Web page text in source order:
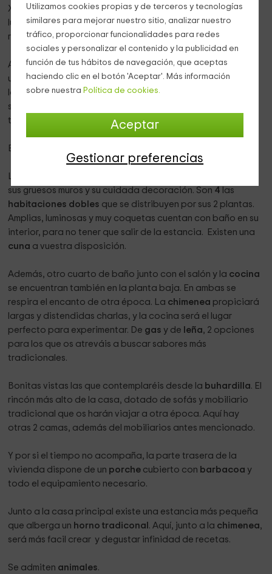
Utilizamos cookies propias y de terceros y tecnologías
similares para mejorar nuestro sitio, analizar nuestro
tráfico, proporcionar funcionalidades para redes
sociales y personalizar el contenido y la publicidad en
función de tus hábitos de navegación, que aceptas
haciendo clic en el botón 'Aceptar'. Más información
sobre nuestra Política de cookies.
Aceptar
Gestionar preferencias
XV cuandó se edificó, y a día de hoy se ha convertido en el
lugar perfecto para descansar y conocer los diferentes
rincones de la región.
A pesar de estar equipada con todos los servicios y
utensilios necesarios para hacer más cómodo el día a día,
la vivienda mantiene su estructura original en la que
sobresalen materiales como la piedra o la madera de sus
techos.
En la casa rural pueden alojarse hasta
La calidez que desprenden sus estancias la proporcionan
sus gruesos muros y su cuidada decoración. Son 4 las
habitaciones dobles que se distribuyen por sus 2 plantas.
Amplias, luminosas y muy coquetas cuentan con baño en su
interior, para no tener que salir de la estancia. Existen una
cuna a vuestra disposición.
Además, otro cuarto de baño junto con el salón y la cocina
se encuentran también en la planta baja. En ambas se
respira el encanto de otra época. La chimenea propiciará
largas y distendidas charlas, y la cocina será el lugar
perfecto para experimentar. De gas y de leña, 2 opciones
para los que os atreváis a buscar sabores más
tradicionales.
Bonitas vistas las que contemplaréis desde la buhardilla. El
rincón más alto de la casa, dotado de sofás y mobiliario
tradicional que os harán viajar a otra época. Aquí hay
otras 2 camas, además del mobiliarios antes mencionado.
Y por si el tiempo no acompaña, la parte trasera de la
vivienda dispone de un porche cubierto con barbacoa y
todo el equipamiento necesario.
Junto a la casa principal existe una estancia más pequeña
que alberga un horno tradiconal . Aquí, junto a la chimenea,
será más facil crear y degustar infinidad de recetas.
Se admiten animales.